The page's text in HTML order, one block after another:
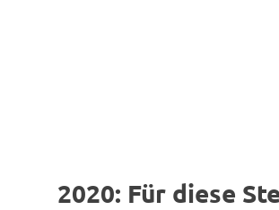
2020: Für diese